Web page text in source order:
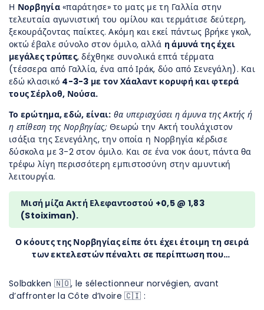
Η Νορβηγία«παράτησε» το ματς με τη Γαλλία στην
τελευταία αγωνιστική του ομίλου και τερμάτισε δεύτερη,
ξεκουράζοντας παίκτες. Ακόμη και εκεί πάντως βρήκε γκολ,
οκτώ έβαλε σύνολο στον όμιλο, αλλά η άμυνά της έχει
μεγάλες τρύπες, δέχθηκε συνολικά επτά τέρματα
(τέσσερα από Γαλλία, ένα από Ιράκ, δύο από Σενεγάλη). Και
εδώ κλασικό 4-3-3 με τον Χάαλαντ κορυφή και φτερά
τους Σέρλοθ, Νούσα.
Το ερώτημα, εδώ, είναι: θα υπερισχύσει η άμυνα της Ακτής ή
η επίθεση της Νορβηγίας;Θεωρώ την Ακτή τουλάχιστον
ισάξια της Σενεγάλης, την οποία η Νορβηγία κέρδισε
δύσκολα με 3-2 στον όμιλο. Και σε ένα νοκ άουτ, πάντα θα
τρέφω λίγη περισσότερη εμπιστοσύνη στην αμυντική
λειτουργία.
Μισή μίζα Ακτή Ελεφαντοστού +0,5 @ 1,83
(Stoiximan).
Ο κόουτς της Νορβηγίας είπε ότι έχει έτοιμη τη σειρά
των εκτελεστών πέναλτι σε περίπτωση που…
Solbakken 🇳🇴, le sélectionneur norvégien, avant
d’affronter la Côte d’Ivoire 🇨🇮 :